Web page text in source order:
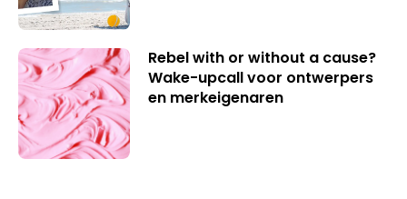
Rebel with or without a cause?
Wake-upcall voor ontwerpers
en merkeigenaren